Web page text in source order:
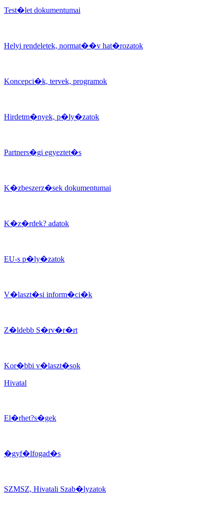
Test�let dokumentumai
Helyi rendeletek, normat��v hat�rozatok
Koncepci�k, tervek, programok
Hirdetm�nyek, p�ly�zatok
Partners�gi egyeztet�s
K�zbeszerz�sek dokumentumai
K�z�rdek? adatok
EU-s p�ly�zatok
V�laszt�si inform�ci�k
Z�ldebb S�rv�r�rt
Kor�bbi v�laszt�sok
Hivatal
El�rhet?s�gek
�gyf�lfogad�s
SZMSZ, Hivatali Szab�lyzatok